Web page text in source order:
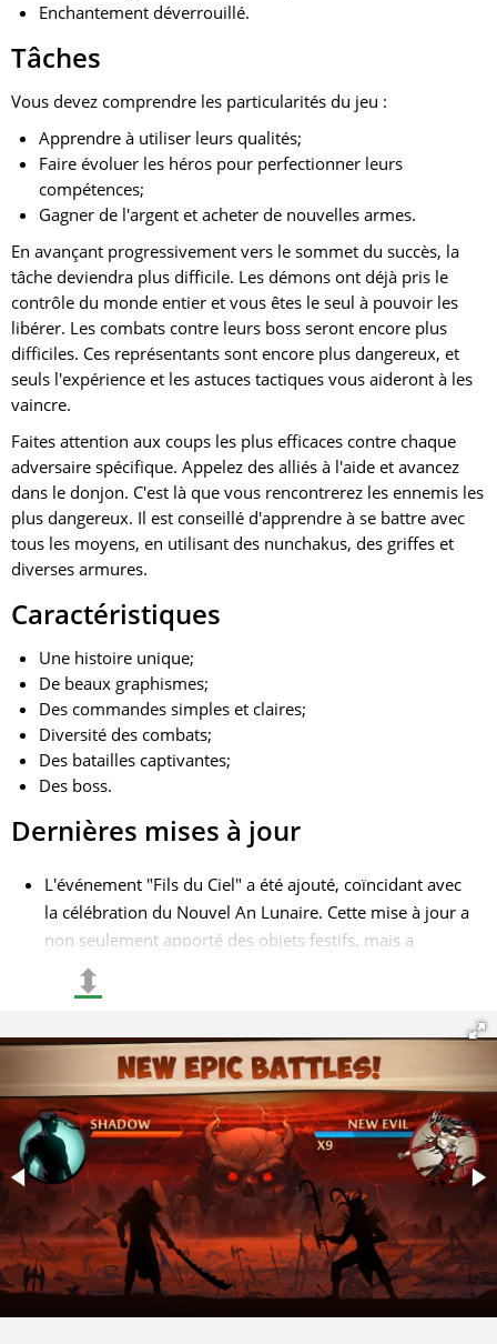
Enchantement déverrouillé.
Tâches
Vous devez comprendre les particularités du jeu :
Apprendre à utiliser leurs qualités;
Faire évoluer les héros pour perfectionner leurs
compétences;
Gagner de l'argent et acheter de nouvelles armes.
En avançant progressivement vers le sommet du succès, la
tâche deviendra plus difficile. Les démons ont déjà pris le
contrôle du monde entier et vous êtes le seul à pouvoir les
libérer. Les combats contre leurs boss seront encore plus
difficiles. Ces représentants sont encore plus dangereux, et
seuls l'expérience et les astuces tactiques vous aideront à les
vaincre.
Faites attention aux coups les plus efficaces contre chaque
adversaire spécifique. Appelez des alliés à l'aide et avancez
dans le donjon. C'est là que vous rencontrerez les ennemis les
plus dangereux. Il est conseillé d'apprendre à se battre avec
tous les moyens, en utilisant des nunchakus, des griffes et
diverses armures.
Caractéristiques
Une histoire unique;
De beaux graphismes;
Des commandes simples et claires;
Diversité des combats;
Des batailles captivantes;
Des boss.
Dernières mises à jour
L'événement "Fils du Ciel" a été ajouté, coïncidant avec
la célébration du Nouvel An Lunaire. Cette mise à jour a
non seulement apporté des objets festifs, mais a
également introduit un nouveau personnage mystérieux
dans le Monde Souterrain;
plus compétitif avec l'introduction d'un système de boss
de raid par niveaux, mettant vos compétences à
l'épreuve contre des adversaires redoutables. Cela a été
complété par l'ajout d'élixirs spéciaux comme "Énergie
Explosive", qui offraient des améliorations significatives;
Les événements saisonniers appréciés, tels
qu'Halloween et Noël, ont été réintroduits, chacun
accompagné de sets uniques comme Grim Crow et
Candy. Ces événements ne concernaient pas seulement
l'apparence; ils ont introduit de nouvelles mécaniques
⬍